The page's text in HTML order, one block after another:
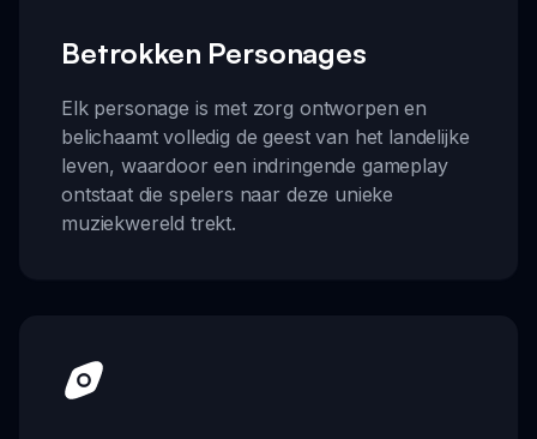
Betrokken Personages
Elk personage is met zorg ontworpen en
belichaamt volledig de geest van het landelijke
leven, waardoor een indringende gameplay
ontstaat die spelers naar deze unieke
muziekwereld trekt.